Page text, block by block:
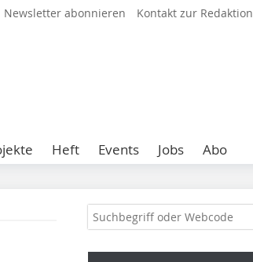
Newsletter abonnieren Kontakt zur Redaktion
Heft Events Jobs Abo